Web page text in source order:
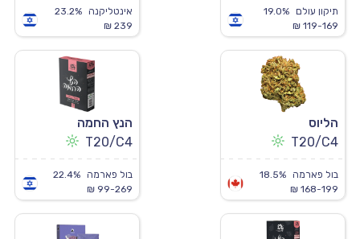
תיקון עולם
19.0%
119-169 ₪
אינטליקנה
23.2%
239 ₪
הליוס
T20/C4
בול פארמה
18.5%
168-199 ₪
הנץ החמה
T20/C4
בול פארמה
22.4%
99-269 ₪